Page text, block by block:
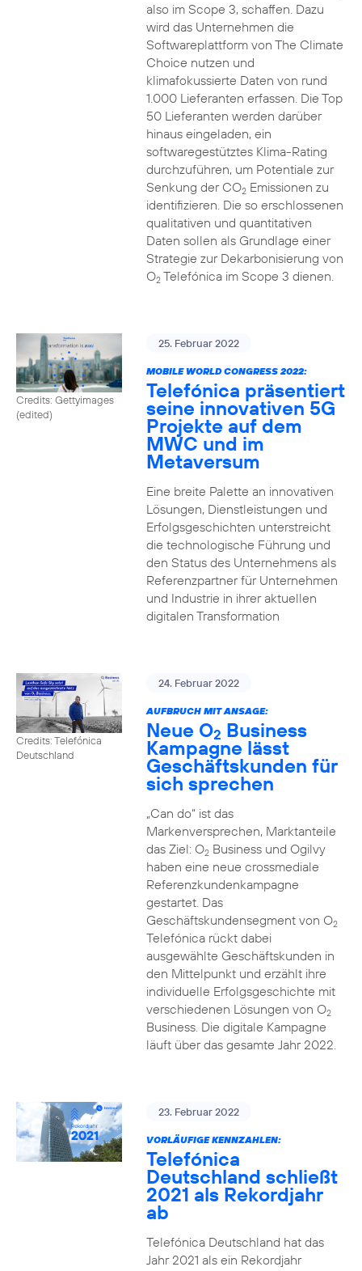
also im Scope 3, schaffen. Dazu
wird das Unternehmen die
Softwareplattform von The Climate
Choice nutzen und
klimafokussierte Daten von rund
1.000 Lieferanten erfassen. Die Top
50 Lieferanten werden darüber
hinaus eingeladen, ein
softwaregestütztes Klima-Rating
durchzuführen, um Potentiale zur
Senkung der CO2Emissionen zu
identifizieren. Die so erschlossenen
qualitativen und quantitativen
Daten sollen als Grundlage einer
Strategie zur Dekarbonisierung von
O2Telefónica im Scope 3 dienen.
Credits: Gettyimages
(edited)
25. Februar 2022
MOBILE WORLD CONGRESS 2022:
Telefónica präsentiert
seine innovativen 5G
Projekte auf dem
MWC und im
Metaversum
Eine breite Palette an innovativen
Lösungen, Dienstleistungen und
Erfolgsgeschichten unterstreicht
die technologische Führung und
den Status des Unternehmens als
Referenzpartner für Unternehmen
und Industrie in ihrer aktuellen
digitalen Transformation
Credits: Telefónica
Deutschland
24. Februar 2022
AUFBRUCH MIT ANSAGE:
Neue O2 Business
Kampagne lässt
Geschäftskunden für
sich sprechen
„Can do“ ist das
Markenversprechen, Marktanteile
das Ziel: O2Business und Ogilvy
haben eine neue crossmediale
Referenzkundenkampagne
gestartet. Das
Geschäftskundensegment von O2
Telefónica rückt dabei
ausgewählte Geschäftskunden in
den Mittelpunkt und erzählt ihre
individuelle Erfolgsgeschichte mit
verschiedenen Lösungen von O2
Business. Die digitale Kampagne
läuft über das gesamte Jahr 2022.
23. Februar 2022
VORLÄUFIGE KENNZAHLEN:
Telefónica
Deutschland schließt
2021 als Rekordjahr
ab
Telefónica Deutschland hat das
Jahr 2021 als ein Rekordjahr